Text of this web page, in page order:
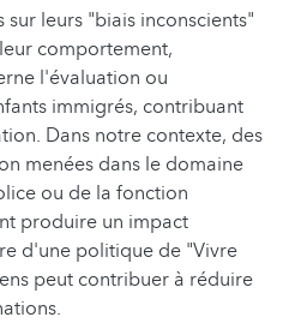
sur leurs "biais inconscients"
comportement,
l'évaluation ou
immigrés, contribuant
Dans notre contexte, des
menées dans le domaine
ou de la fonction
produire un impact
d'une politique de "Vivre
peut contribuer à réduire